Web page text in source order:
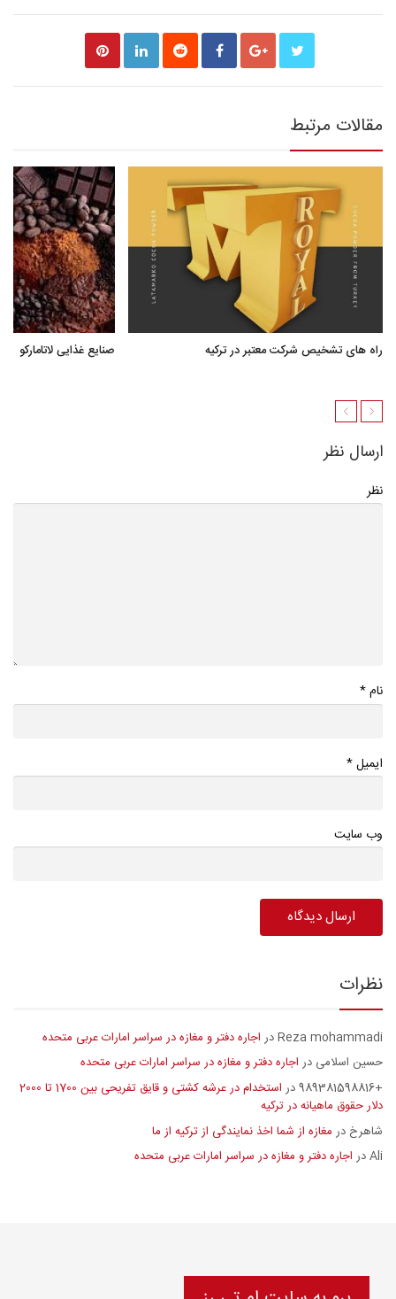
مقالات مرتبط
راه های تشخیص شرکت معتبر در ترکیه صنایع غذایی لاتامارکو
ارسال نظر
نظر
نام*
ایمیل*
وب سایت
نظرات
Reza mohammadiدر اجاره دفتر و مغازه در سراسر امارات عربی متحده
حسین اسلامی در اجاره دفتر و مغازه در سراسر امارات عربی متحده
+989381598816
در
استخدام در عرشه کشتی و قایق تفریحی بین 1700 تا 2000
دلار حقوق ماهیانه در ترکیه
شاهرخ در مغازه از شما اخذ نمایندگی از ترکیه از ما
Aliدر اجاره دفتر و مغازه در سراسر امارات عربی متحده